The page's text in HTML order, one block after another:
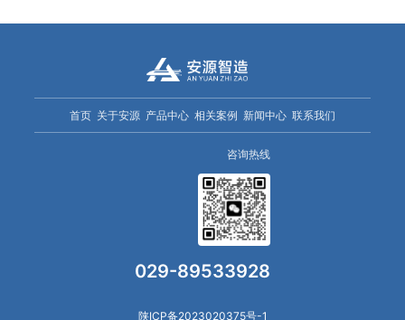
首页 关于安源 产品中心 相关案例 新闻中心 联系我们
咨询热线
029-89533928
陕ICP备2023020375号-1